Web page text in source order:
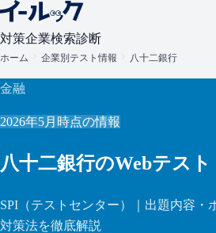
対策企業検索診断
ホーム 企業別テスト情報 八十二銀行
金融
2026年5月 時点の情報
八十二銀行のWebテス
SPI （テストセンター）
｜出題内容・
対策法を徹底解説